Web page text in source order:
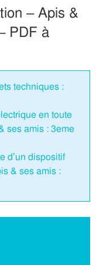
– Apis &
PDF à
techniques :
en toute
ses amis : 3eme
d’un dispositif
& ses amis :